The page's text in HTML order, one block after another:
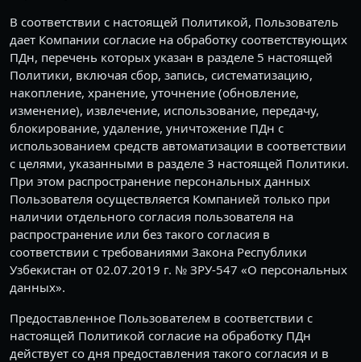
В соответствии с настоящей Политикой, Пользователь
дает Компании согласие на обработку соответствующих
ПДн, перечень которых указан в разделе 5 настоящей
Политики, включая сбор, запись, систематизацию,
накопление, хранение, уточнение (обновление,
изменение), извлечение, использование, передачу,
блокирование, удаление, уничтожение ПДн с
использованием средств автоматизации в соответствии
с целями, указанными в разделе 3 настоящей Политики.
При этом распространение персональных данных
Пользователя осуществляется Компанией только при
наличии отдельного согласия пользователя на
распространение или без такого согласия в
соответствии с требованиями Закона Республики
Узбекистан от 02.07.2019 г. № ЗРУ-547 «О персональных
данных».
Предоставленное Пользователем в соответствии с
настоящей Политикой согласие на обработку ПДн
действует со дня предоставления такого согласия и в